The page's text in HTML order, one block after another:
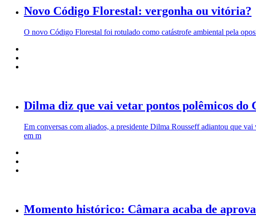
Novo Código Florestal: vergonha ou vitória?
O novo Código Florestal foi rotulado como catástrofe ambiental pela
Dilma diz que vai vetar pontos polêmicos do
Em conversas com aliados, a presidente Dilma Rousseff adiantou que
em m
Momento histórico: Câmara acaba de